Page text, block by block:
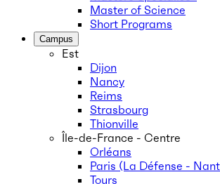
Master of Science
Short Programs
Campus
Est
Dijon
Nancy
Reims
Strasbourg
Thionville
Île-de-France - Centre
Orléans
Paris (La Défense -
Tours